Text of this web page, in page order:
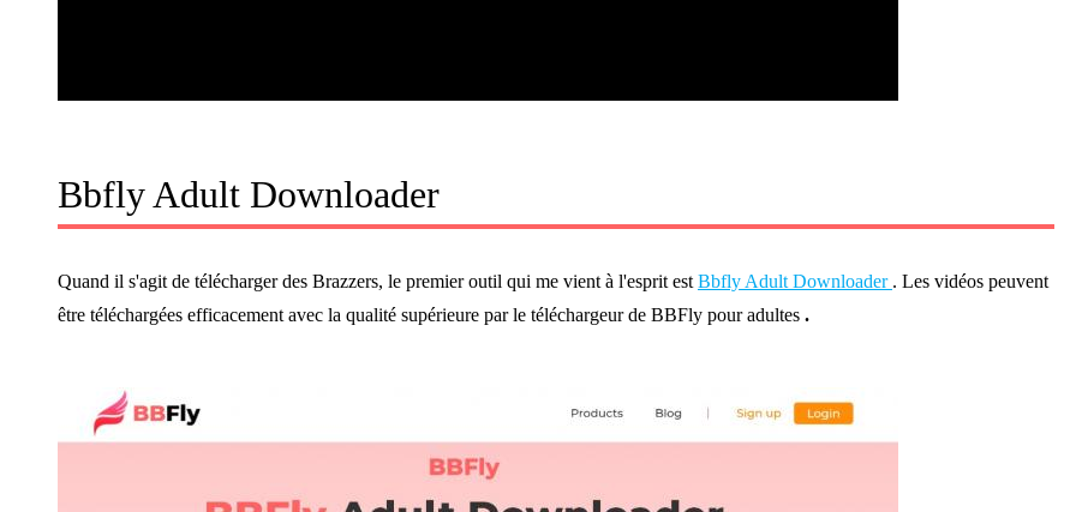
Bbfly Adult Downloader
Quand il s'agit de télécharger des Brazzers, le premier outil qui me vient à l'esprit est Bbfly Adult Downloader . Les vidéos peuvent
être téléchargées efficacement avec la qualité supérieure par le téléchargeur de BBFly pour adultes .